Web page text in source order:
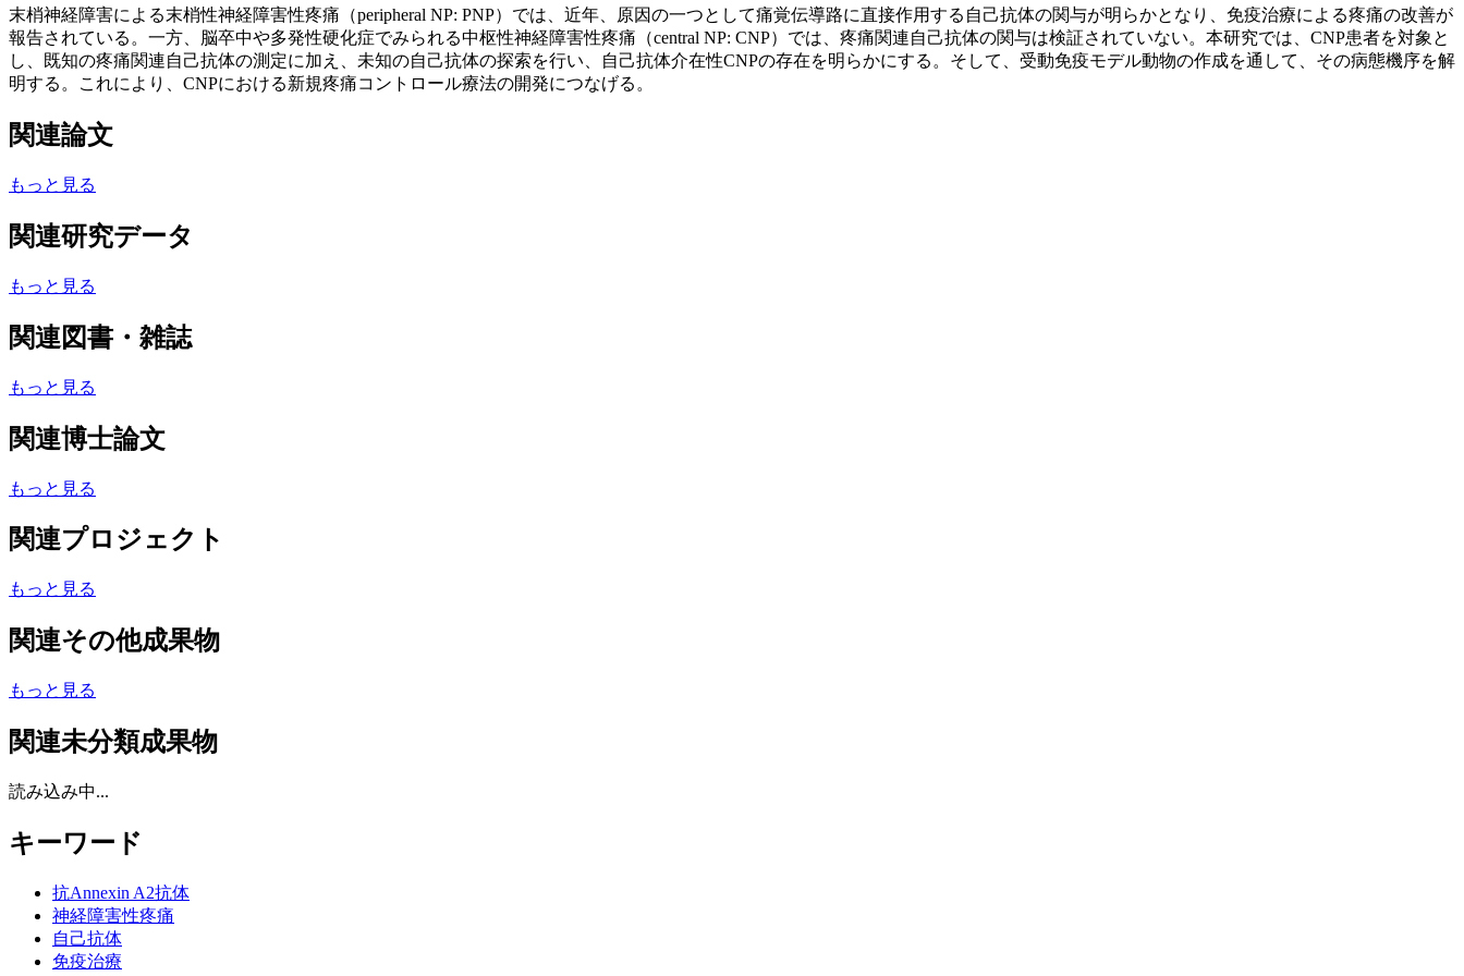
末梢神経障害による末梢性神経障害性疼痛（peripheral NP: PNP）では、近年、原因の一つとして痛覚伝導路に直接作用する自己抗体の関与が明らかとなり、免疫治療による疼痛の改善が
報告されている。一方、脳卒中や多発性硬化症でみられる中枢性神経障害性疼痛（central NP: CNP）では、疼痛関連自己抗体の関与は検証されていない。本研究では、CNP患者を対象と
し、既知の疼痛関連自己抗体の測定に加え、未知の自己抗体の探索を行い、自己抗体介在性CNPの存在を明らかにする。そして、受動免疫モデル動物の作成を通して、その病態機序を解
明する。これにより、CNPにおける新規疼痛コントロール療法の開発につなげる。
関連論文
もっと見る
関連研究データ
もっと見る
関連図書・雑誌
もっと見る
関連博士論文
もっと見る
関連プロジェクト
もっと見る
関連その他成果物
もっと見る
関連未分類成果物
読み込み中...
キーワード
抗Annexin A2抗体
神経障害性疼痛
自己抗体
免疫治療